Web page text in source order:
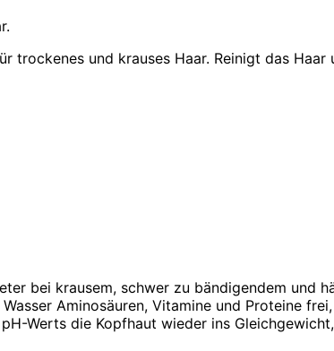
trockenes und krauses Haar. Reinigt das Haar
bei krausem, schwer zu bändigendem und
Aminosäuren, Vitamine und Proteine
Werts die Kopfhaut wieder ins